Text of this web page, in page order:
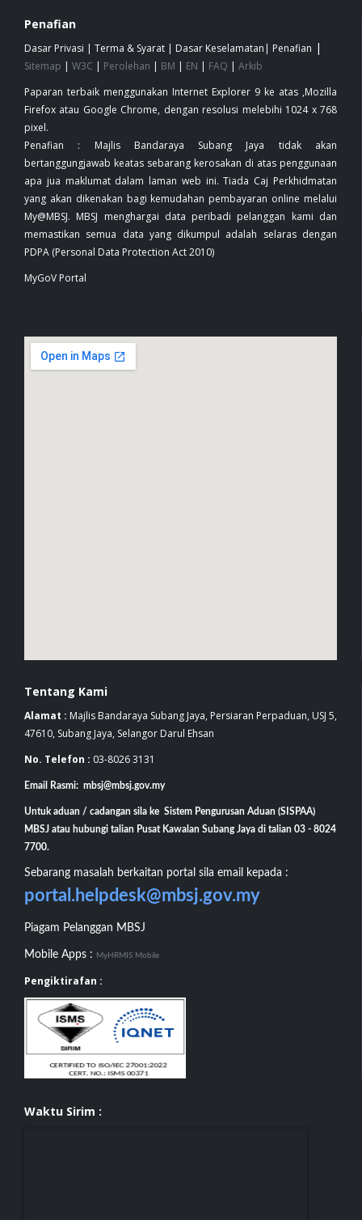
Penafian
Dasar Privasi | Terma & Syarat | Dasar Keselamatan | Penafian |
Sitemap | W3C | Perolehan | BM | EN | FAQ | Arkib
Paparan terbaik menggunakan Internet Explorer 9 ke atas ,Mozilla
Firefox atau Google Chrome, dengan resolusi melebihi 1024 x 768
pixel.
Penafian : Majlis Bandaraya Subang Jaya tidak akan
bertanggungjawab keatas sebarang kerosakan di atas penggunaan
apa jua maklumat dalam laman web ini. Tiada Caj Perkhidmatan
yang akan dikenakan bagi kemudahan pembayaran online melalui
My@MBSJ. MBSJ menghargai data peribadi pelanggan kami dan
memastikan semua data yang dikumpul adalah selaras dengan
PDPA (Personal Data Protection Act 2010)
MyGoV Portal
Tentang Kami
Alamat : Majlis Bandaraya Subang Jaya, Persiaran Perpaduan, USJ 5,
47610, Subang Jaya, Selangor Darul Ehsan
No. Telefon : 03-8026 3131
Email Rasmi: mbsj@mbsj.gov.my
Untuk aduan / cadangan sila ke Sistem Pengurusan Aduan (SISPAA)
MBSJ atau hubungi talian Pusat Kawalan Subang Jaya di talian 03 - 8024
7700.
Sebarang masalah berkaitan portal sila email kepada :
portal.helpdesk@mbsj.gov.my
Piagam Pelanggan MBSJ
Mobile Apps : MyHRMIS Mobile
Pengiktirafan :
Waktu Sirim :